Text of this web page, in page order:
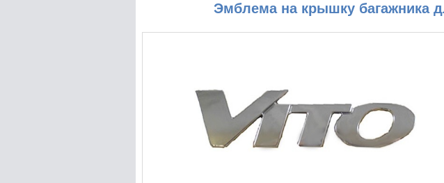
Эмблема на крышку багажника